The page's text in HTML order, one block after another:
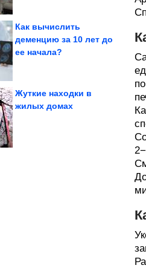
Заброшенные места,
декорации к...
Как вычислить
деменцию за 10 лет до
ее начала?
Новый вектор
Жуткие находки в
жилых домах